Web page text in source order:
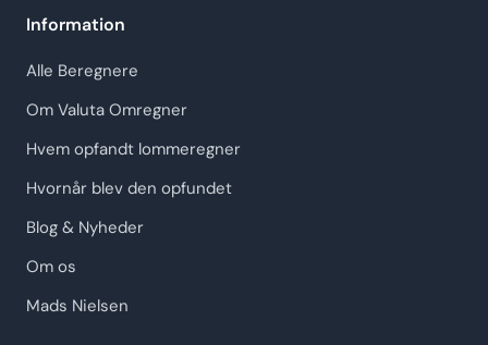
Information
Alle Beregnere
Om Valuta Omregner
Hvem opfandt lommeregner
Hvornår blev den opfundet
Blog & Nyheder
Om os
Mads Nielsen